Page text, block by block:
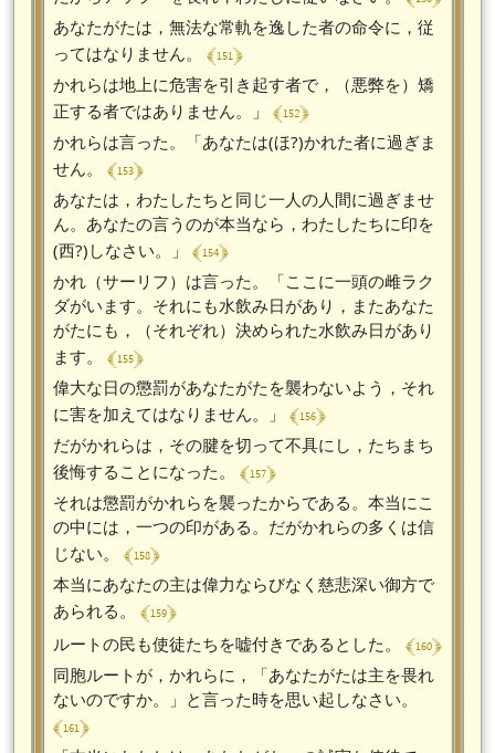
あなたがたは，無法な常軌を逸した者の命令に，従
ってはなりません。 ﴾ 151 ﴿
かれらは地上に危害を引き起す者で，（悪弊を）矯
正する者ではありません。」 ﴾ 152 ﴿
かれらは言った。「あなたは(ほ?)かれた者に過ぎま
せん。 ﴾ 153 ﴿
あなたは，わたしたちと同じ一人の人間に過ぎませ
ん。あなたの言うのが本当なら，わたしたちに印を
(西?)しなさい。」 ﴾ 154 ﴿
かれ（サーリフ）は言った。「ここに一頭の雌ラク
ダがいます。それにも水飲み日があり，またあなた
がたにも，（それぞれ）決められた水飲み日があり
ます。 ﴾ 155 ﴿
偉大な日の懲罰があなたがたを襲わないよう，それ
に害を加えてはなりません。」 ﴾ 156 ﴿
だがかれらは，その腱を切って不具にし，たちまち
後悔することになった。 ﴾ 157 ﴿
それは懲罰がかれらを襲ったからである。本当にこ
の中には，一つの印がある。だがかれらの多くは信
じない。 ﴾ 158 ﴿
本当にあなたの主は偉力ならびなく慈悲深い御方で
あられる。 ﴾ 159 ﴿
ルートの民も使徒たちを嘘付きであるとした。 ﴾ 160 ﴿
同胞ルートが，かれらに，「あなたがたは主を畏れ
ないのですか。」と言った時を思い起しなさい。
﴾ 161 ﴿